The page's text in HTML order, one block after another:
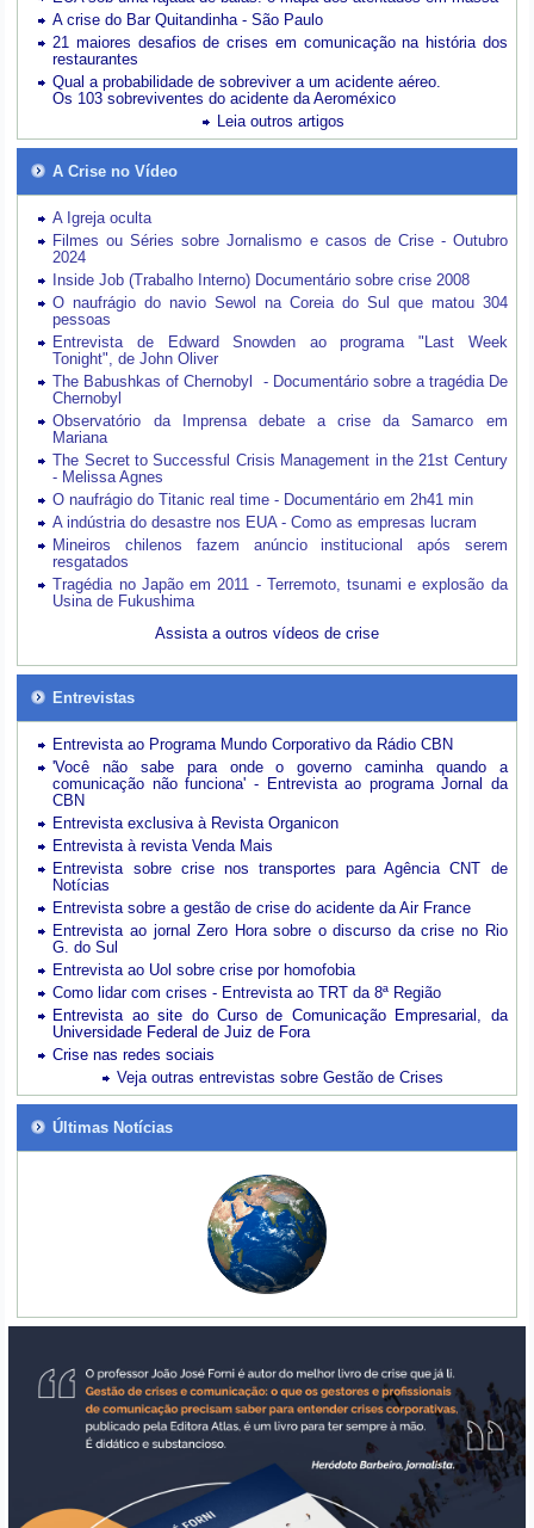
A crise do Bar Quitandinha - São Paulo
21 maiores desafios de crises em comunicação na história dos
restaurantes
Qual a probabilidade de sobreviver a um acidente aéreo.
Os 103 sobreviventes do acidente da Aeroméxico
Leia outros artigos
A Crise no Vídeo
A Igreja oculta
Filmes ou Séries sobre Jornalismo e casos de Crise - Outubro
2024
Inside Job (Trabalho Interno) Documentário sobre crise 2008
O naufrágio do navio Sewol na Coreia do Sul que matou 304
pessoas
Entrevista de Edward Snowden ao programa "Last Week
Tonight", de John Oliver
The Babushkas of Chernobyl - Documentário sobre a tragédia De
Chernobyl
Observatório da Imprensa debate a crise da Samarco em
Mariana
The Secret to Successful Crisis Management in the 21st Century
- Melissa Agnes
O naufrágio do Titanic real time - Documentário em 2h41 min
A indústria do desastre nos EUA - Como as empresas lucram
Mineiros chilenos fazem anúncio institucional após serem
resgatados
Tragédia no Japão em 2011 - Terremoto, tsunami e explosão da
Usina de Fukushima
Assista a outros vídeos de crise
Entrevistas
Entrevista ao Programa Mundo Corporativo da Rádio CBN
'Você não sabe para onde o governo caminha quando a
comunicação não funciona' - Entrevista ao programa Jornal da
CBN
Entrevista exclusiva à Revista Organicon
Entrevista à revista Venda Mais
Entrevista sobre crise nos transportes para Agência CNT de
Notícias
Entrevista sobre a gestão de crise do acidente da Air France
Entrevista ao jornal Zero Hora sobre o discurso da crise no Rio
G. do Sul
Entrevista ao Uol sobre crise por homofobia
Como lidar com crises - Entrevista ao TRT da 8ª Região
Entrevista ao site do Curso de Comunicação Empresarial, da
Universidade Federal de Juiz de Fora
Crise nas redes sociais
Veja outras entrevistas sobre Gestão de Crises
Últimas Notícias